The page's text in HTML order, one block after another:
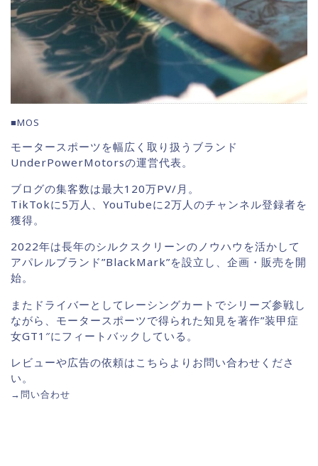
■MOS
モータースポーツを幅広く取り扱うブランド
UnderPowerMotorsの運営代表。
ブログの集客数は最大120万PV/月。
TikTokに5万人、YouTubeに2万人のチャンネル登録者を
獲得。
2022年は長年のシルクスクリーンのノウハウを活かして
アパレルブランド”BlackMark”を設立し、企画・販売を開
始。
またドライバーとしてレーシングカートでシリーズ参戦し
ながら、モータースポーツで得られた知見を著作”装甲症
女GT1″にフィートバックしている。
レビューや広告の依頼はこちらよりお問い合わせくださ
い。
→問い合わせ